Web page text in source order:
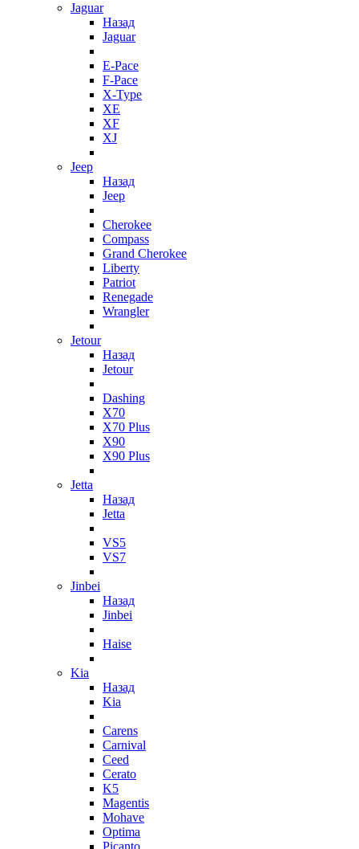
Jaguar
Назад
Jaguar
E-Pace
F-Pace
X-Type
XE
XF
XJ
Jeep
Назад
Jeep
Cherokee
Compass
Grand Cherokee
Liberty
Patriot
Renegade
Wrangler
Jetour
Назад
Jetour
Dashing
X70
X70 Plus
X90
X90 Plus
Jetta
Назад
Jetta
VS5
VS7
Jinbei
Назад
Jinbei
Haise
Kia
Назад
Kia
Carens
Carnival
Ceed
Cerato
K5
Magentis
Mohave
Optima
Picanto